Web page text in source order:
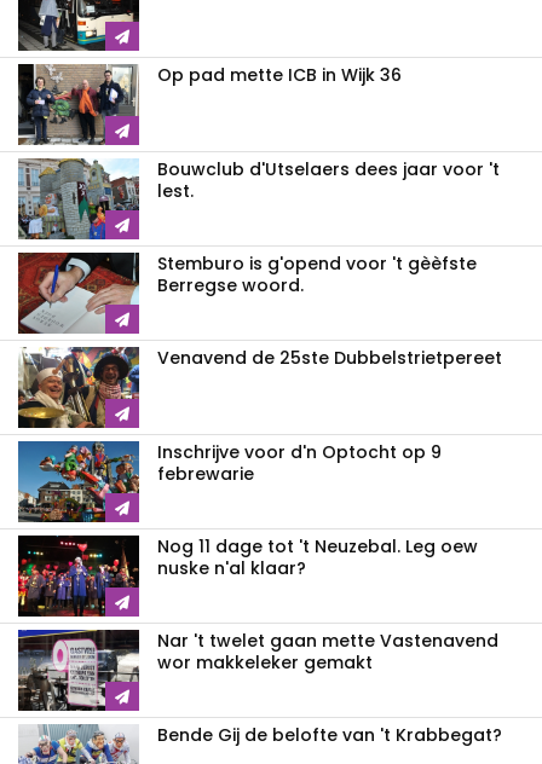
Op pad mette ICB in Wijk 36
Bouwclub d'Utselaers dees jaar voor 't
lest.
Stemburo is g'opend voor 't gèèfste
Berregse woord.
Venavend de 25ste Dubbelstrietpereet
Inschrijve voor d'n Optocht op 9
febrewarie
Nog 11 dage tot 't Neuzebal. Leg oew
nuske n'al klaar?
Nar 't twelet gaan mette Vastenavend
wor makkeleker gemakt
Bende Gij de belofte van 't Krabbegat?